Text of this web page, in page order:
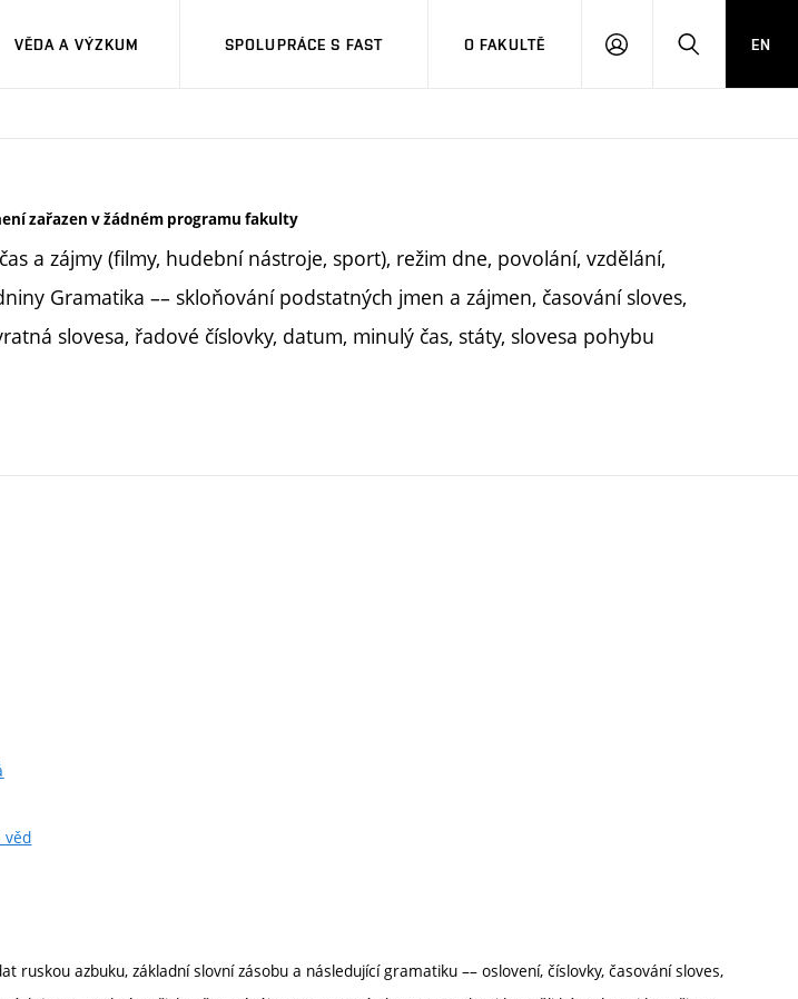
VĚDA A VÝZKUM SPOLUPRÁCE S FAST O FAKULTĚ
PŘIHLÁSITHLEDAT
EN
zařazen v žádném programu fakulty
a zájmy (filmy, hudební nástroje, sport), režim dne, povolání, vzdělání,
Gramatika –– skloňování podstatných jmen a zájmen, časování sloves,
slovesa, řadové číslovky, datum, minulý čas, státy, slovesa pohybu
věd
ruskou azbuku, základní slovní zásobu a následující gramatiku –– oslovení, číslovky, časování sloves,